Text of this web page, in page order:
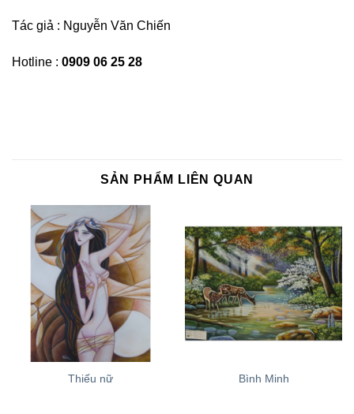
Tác giả : Nguyễn Văn Chiến
Hotline : 0909 06 25 28
SẢN PHẨM LIÊN QUAN
Thiếu nữ Bình Minh